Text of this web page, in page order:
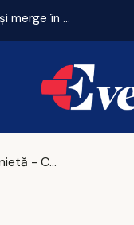
Final dramatic! ACS USV Iași întoarce scorul în minutul 90+1 și merge în turul III al Cupei României
Noua rovinietă - CNAIR pregătește un sistem revoluționar de calcul!